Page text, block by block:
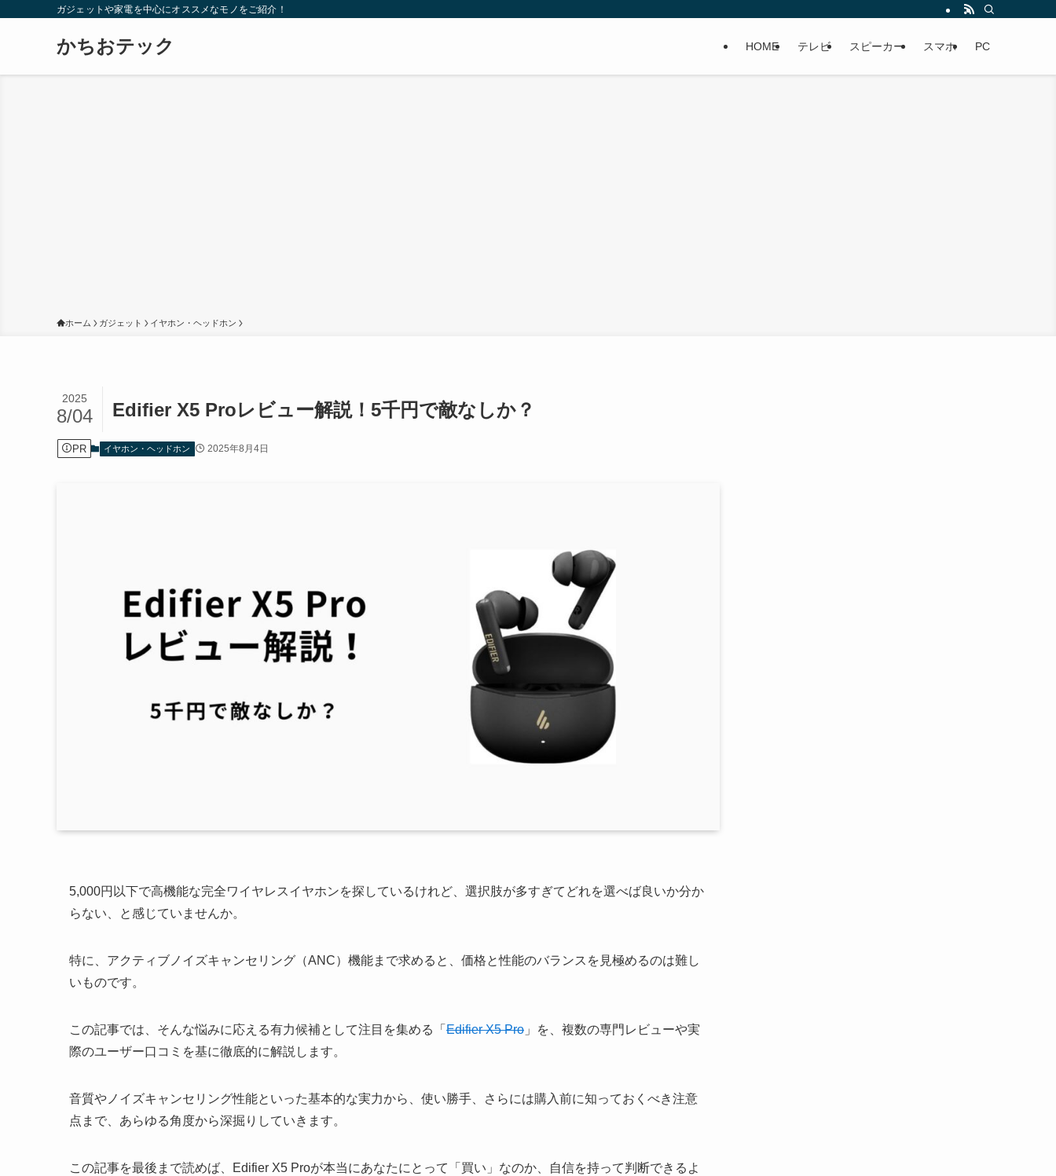
ガジェットや家電を中心にオススメなモノをご紹介！
かちおテック HOME テレビ スピーカー スマホ PC
ホーム ガジェット イヤホン・ヘッドホン
Edifier X5 Proレビュー解説！5千円で敵なしか？
2025
8/04
PR イヤホン・ヘッドホン 2025年8月4日
5,000円以下で高機能な完全ワイヤレスイヤホンを探しているけれど、選択肢が多すぎてどれを選べば良いか分か
らない、と感じていませんか。
特に、アクティブノイズキャンセリング（ANC）機能まで求めると、価格と性能のバランスを見極めるのは難し
いものです。
この記事では、そんな悩みに応える有力候補として注目を集める「 Edifier X5 Pro 」を、複数の専門レビューや実
際のユーザー口コミを基に徹底的に解説します。
音質やノイズキャンセリング性能といった基本的な実力から、使い勝手、さらには購入前に知っておくべき注意
点まで、あらゆる角度から深掘りしていきます。
この記事を最後まで読めば、Edifier X5 Proが本当にあなたにとって「買い」なのか、自信を持って判断できるよ